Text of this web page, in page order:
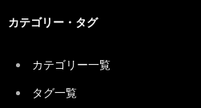
カテゴリー・タグ
カテゴリー一覧
タグ一覧